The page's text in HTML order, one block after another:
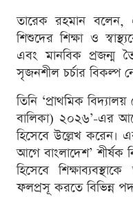
তারেক রহমান বলেন,
শিশুদের শিক্ষা ও
এবং মানবিক প্রজন্ম
সৃজনশীল চর্চার বিকল্প
তিনি ‘প্রাথমিক
বালিকা) ২০২৬’-এর
হিসেবে উল্লেখ করেন।
আগে বাংলাদেশ’ শীর্ষক
হিসেবে
ফলপ্রসূ করতে বিভিন্ন